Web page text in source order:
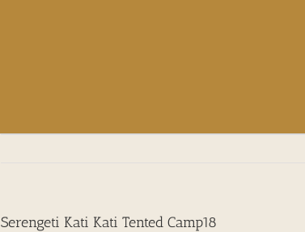
Serengeti Kati Kati Tented Camp18